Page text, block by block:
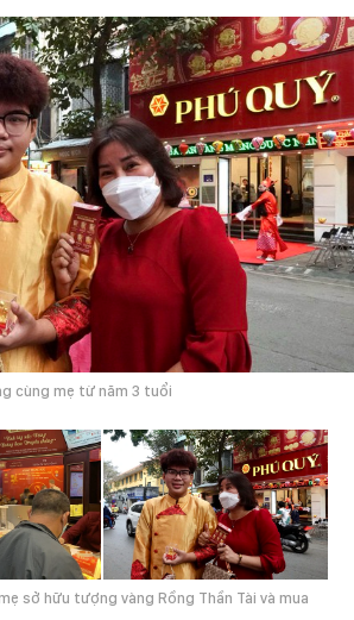
cùng mẹ từ năm 3 tuổi
sở hữu tượng vàng Rồng Thần Tài và mua